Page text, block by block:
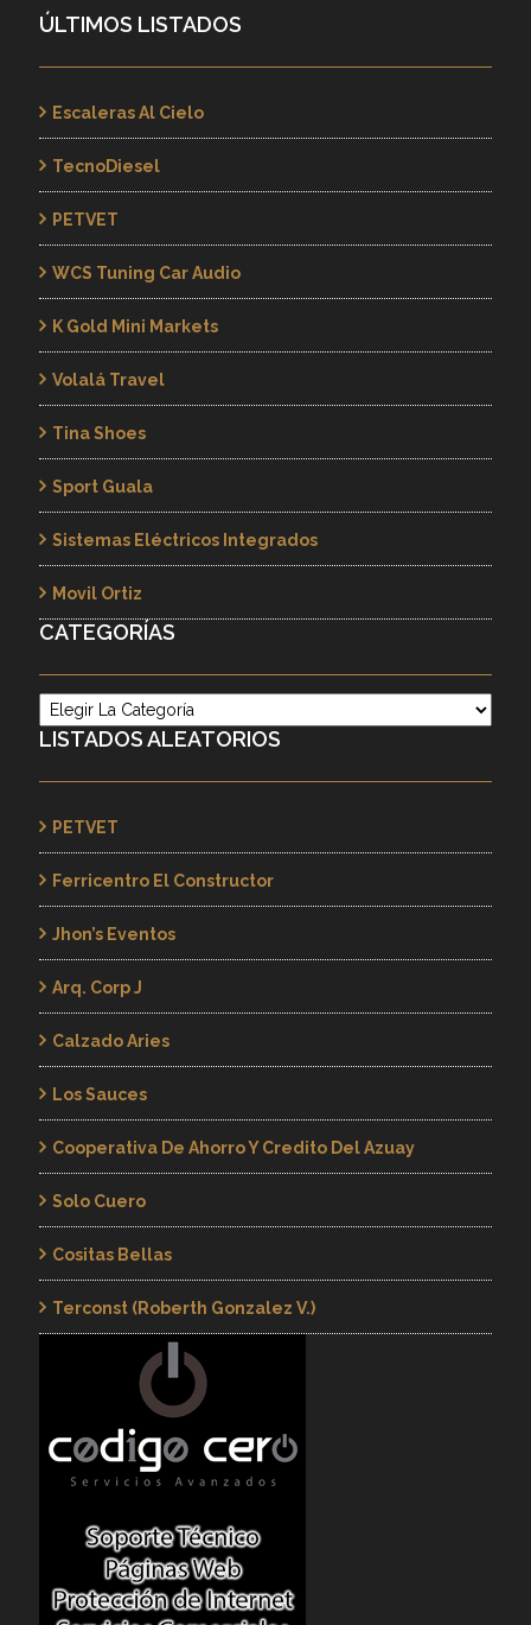
ÚLTIMOS LISTADOS
Escaleras Al Cielo
TecnoDiesel
PETVET
WCS Tuning Car Audio
K Gold Mini Markets
Volalá Travel
Tina Shoes
Sport Guala
Sistemas Eléctricos Integrados
Movil Ortiz
CATEGORÍAS
Categorías
LISTADOS ALEATORIOS
PETVET
Ferricentro El Constructor
Jhon’s Eventos
Arq. Corp J
Calzado Aries
Los Sauces
Cooperativa De Ahorro Y Credito Del Azuay
Solo Cuero
Cositas Bellas
Terconst (Roberth Gonzalez V.)